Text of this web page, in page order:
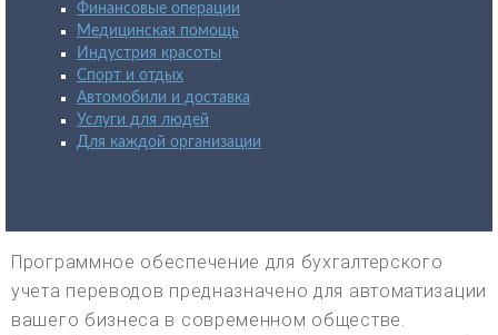
Финансовые операции
Медицинская помощь
Индустрия красоты
Спорт и отдых
Автомобили и доставка
Услуги для людей
Для каждой организации
Программное обеспечение для бухгалтерского
учета переводов предназначено для автоматизации
вашего бизнеса в современном обществе.